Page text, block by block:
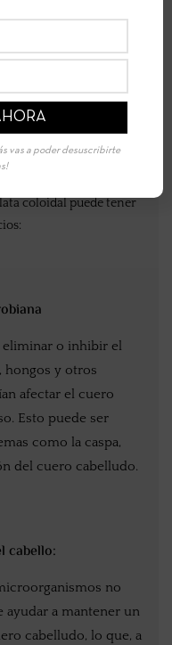
ZERO
en las propiedades
para diversas
coloidal puede tener
eliminar o inhibir el
hongos y otros
afectar el cuero
Esto puede ser
como la caspa,
del cuero cabelludo.
cabello:
no
ayudar a mantener un
cabelludo, lo que, a
vas a poder desuscribirte